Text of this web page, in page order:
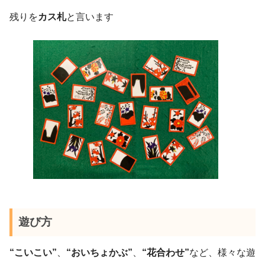
残りをカス札と言います
遊び方
“こいこい”、 “おいちょかぶ”、 “花合わせ”など、様々な遊